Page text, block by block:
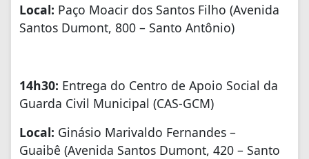
Local: Paço Moacir dos Santos Filho (Avenida
Santos Dumont, 800 – Santo Antônio)
14h30: Entrega do Centro de Apoio Social da
Guarda Civil Municipal (CAS-GCM)
Local: Ginásio Marivaldo Fernandes –
Guaibê (Avenida Santos Dumont, 420 – Santo